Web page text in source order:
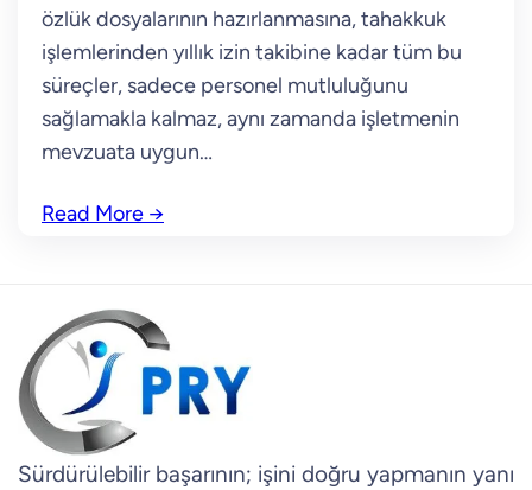
özlük dosyalarının hazırlanmasına, tahakkuk
işlemlerinden yıllık izin takibine kadar tüm bu
süreçler, sadece personel mutluluğunu
sağlamakla kalmaz, aynı zamanda işletmenin
mevzuata uygun…
Read More →
Sürdürülebilir başarının; işini doğru yapmanın yanı